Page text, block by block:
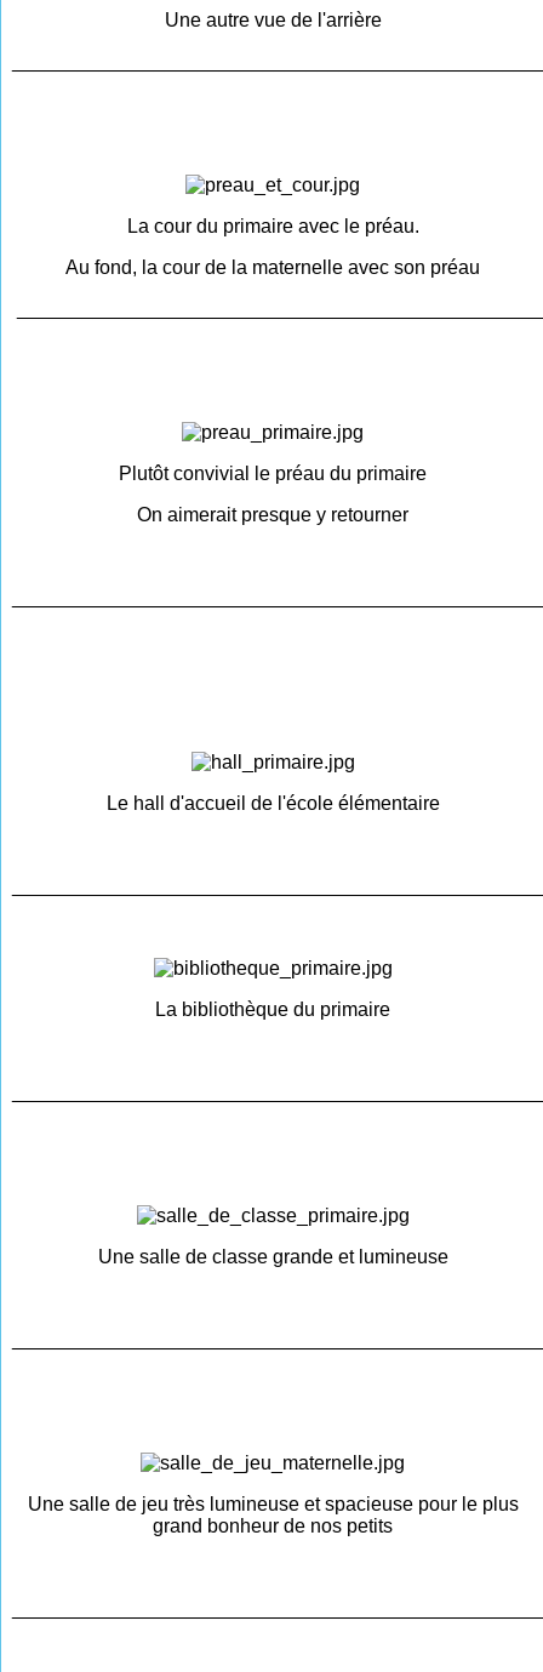
Une autre vue de l'arrière
La cour du primaire avec le préau.
Au fond, la cour de la maternelle avec son préau
Plutôt convivial le préau du primaire
On aimerait presque y retourner
Le hall d'accueil de l'école élémentaire
La bibliothèque du primaire
Une salle de classe grande et lumineuse
Une salle de jeu très lumineuse et spacieuse pour le plus
grand bonheur de nos petits